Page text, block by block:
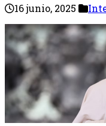
16 junio, 2025